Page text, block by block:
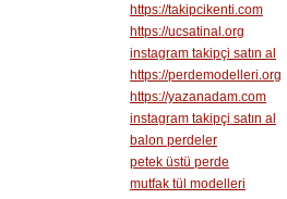
https://takipcikenti.com
https://ucsatinal.org
instagram takipçi satın al
https://perdemodelleri.org
https://yazanadam.com
instagram takipçi satın al
balon perdeler
petek üstü perde
mutfak tül modelleri